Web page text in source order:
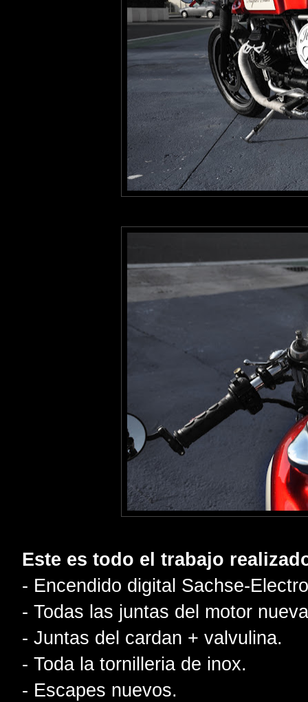
Este es todo el trabajo
- Encendido digital Sachse-
- Todas las juntas del motor
- Juntas del cardan + valvulina.
- Toda la tornilleria de inox.
- Escapes nuevos.